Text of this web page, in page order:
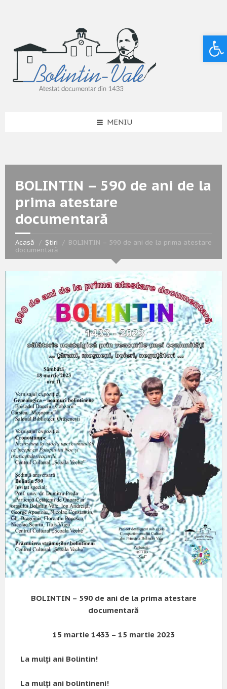
MENIU
BOLINTIN – 590 de ani de la
prima atestare
documentară
Acasă Știri
BOLINTIN – 590 de ani de la prima atestare
documentară
BOLINTIN – 590 de ani de la prima atestare
documentară
15 martie 1433 – 15 martie 2023
La mulţi ani Bolintin!
La mulţi ani bolintineni!
Deschide bara de unelte